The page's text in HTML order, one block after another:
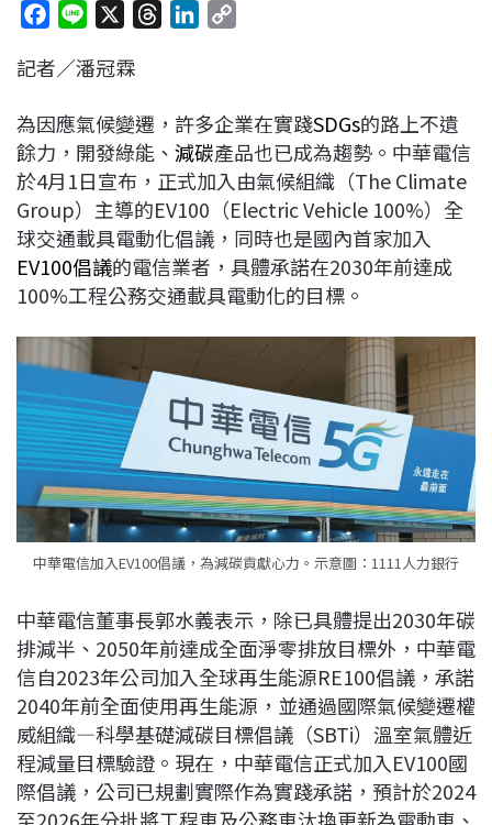
c
b
o
o
k
n
a
d
s
e
d
I
n
L
i
n
k
記者／潘冠霖
為因應氣候變遷，許多企業在實踐SDGs的路上不遺
餘力，開發綠能、 減碳產品也已成為趨勢。中華電信
於4月1日宣布，正式加入由氣候組織（The Climate
Group）主導的EV100（Electric Vehicle 100%）全
球交通載具電動化倡議，同時也是國內首家加入
EV100倡議的電信業者，具體承諾在2030年前達成
100%工程公務交通載具電動化的目標。
中華電信加入EV100倡議，為減碳貢獻心力。示意圖：1111人力銀行
中華電信董事長郭水義表示，除已具體提出2030年碳
排減半、2050年前達成全面淨零排放目標外，中華電
信自2023年公司加入全球再生能源RE100倡議，承諾
2040年前全面使用再生能源，並通過國際氣候變遷權
威組織—科學基礎減碳目標倡議（SBTi）溫室氣體近
程減量目標驗證。現在，中華電信正式加入EV100國
際倡議，公司已規劃實際作為實踐承諾，預計於2024